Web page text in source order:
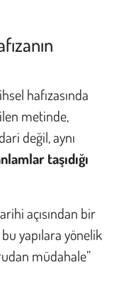
hafızasında
metinde,
değil, aynı
taşıdığı
açısından bir
yapılara yönelik
müdahale”